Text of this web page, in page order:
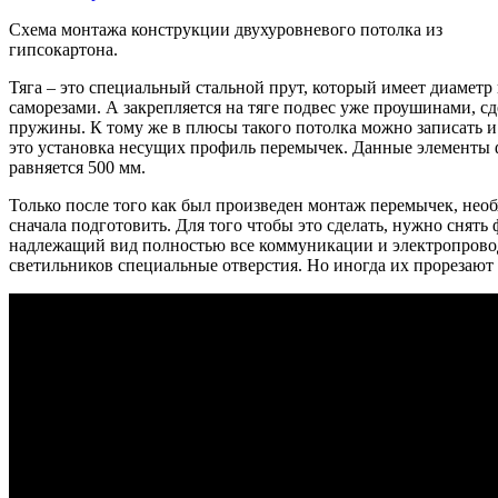
Схема монтажа конструкции двухуровневого потолка из
гипсокартона.
Тяга – это специальный стальной прут, который имеет
саморезами. А закрепляется на тяге подвес уже проушинами,
пружины. К тому же в плюсы такого потолка можно записать
это установка несущих профиль перемычек. Данные
равняется 500 мм.
Только после того как был произведен монтаж перемычек,
сначала подготовить. Для того чтобы это сделать, нужно
надлежащий вид полностью все коммуникации и
светильников специальные отверстия. Но иногда их